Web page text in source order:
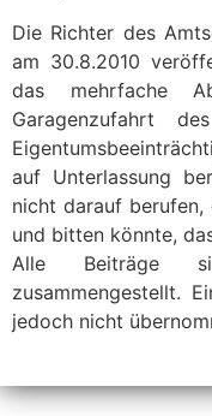
Die Richter des
am 30.8.2010
das mehrfache
Garagenzufahrt
auf Unterlassung
nicht darauf
und bitten könnte,
Alle Beiträge
zusammengestellt.
jedoch nicht